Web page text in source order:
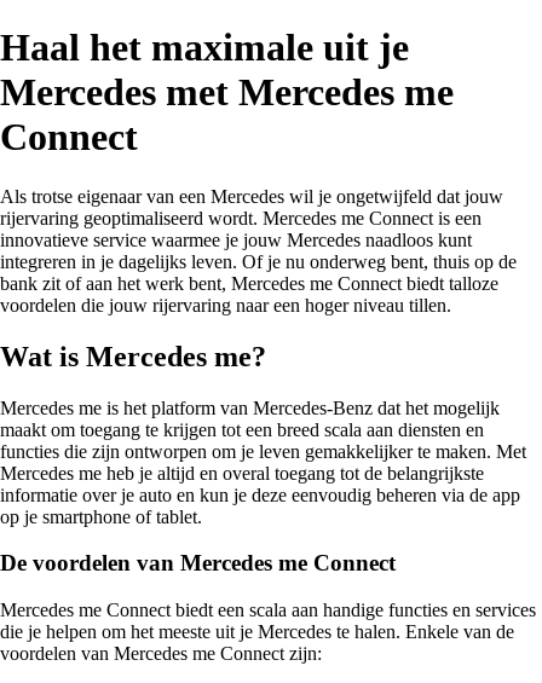
Haal het maximale uit je
Mercedes met Mercedes me
Connect
Als trotse eigenaar van een Mercedes wil je ongetwijfeld dat jouw
rijervaring geoptimaliseerd wordt. Mercedes me Connect is een
innovatieve service waarmee je jouw Mercedes naadloos kunt
integreren in je dagelijks leven. Of je nu onderweg bent, thuis op de
bank zit of aan het werk bent, Mercedes me Connect biedt talloze
voordelen die jouw rijervaring naar een hoger niveau tillen.
Wat is Mercedes me?
Mercedes me is het platform van Mercedes-Benz dat het mogelijk
maakt om toegang te krijgen tot een breed scala aan diensten en
functies die zijn ontworpen om je leven gemakkelijker te maken. Met
Mercedes me heb je altijd en overal toegang tot de belangrijkste
informatie over je auto en kun je deze eenvoudig beheren via de app
op je smartphone of tablet.
De voordelen van Mercedes me Connect
Mercedes me Connect biedt een scala aan handige functies en services
die je helpen om het meeste uit je Mercedes te halen. Enkele van de
voordelen van Mercedes me Connect zijn: